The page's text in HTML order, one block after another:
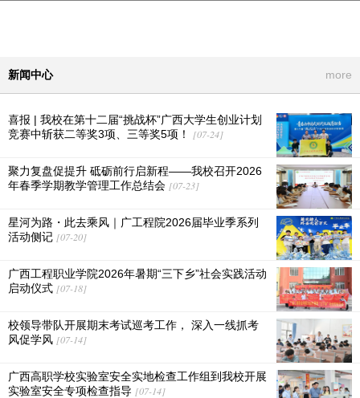
新闻中心 more
喜报 | 我校在第十二届“挑战杯”广西大学生创业计划
竞赛中斩获二等奖3项、三等奖5项！ [07-24]
聚力复盘促提升 砥砺前行启新程——我校召开2026
年春季学期教学管理工作总结会 [07-23]
星河为路・此去乘风｜广工程院2026届毕业季系列
活动侧记 [07-20]
广西工程职业学院2026年暑期“三下乡”社会实践活动
启动仪式 [07-18]
校领导带队开展期末考试巡考工作， 深入一线抓考
风促学风 [07-14]
广西高职学校实验室安全实地检查工作组到我校开展
实验室安全专项检查指导 [07-14]